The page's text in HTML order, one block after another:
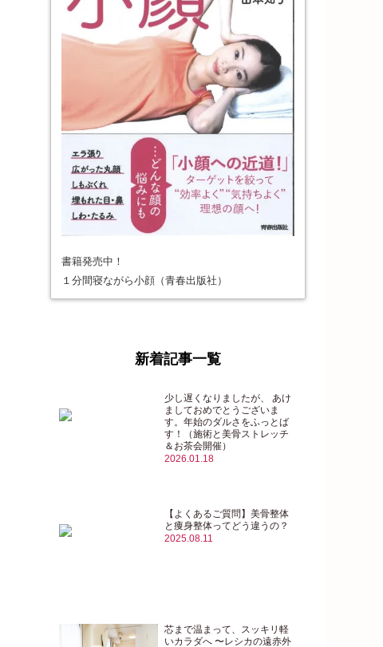
書籍発売中！
１分間寝ながら小顔（青春出版社）
新着記事一覧
少し遅くなりましたが、 あけ
ましておめでとうございま
す。年始のダルさをふっとば
す！（施術と美骨ストレッチ
＆お茶会開催）
2026.01.18
【よくあるご質問】美骨整体
と痩身整体ってどう違うの？
2025.08.11
芯まで温まって、スッキリ軽
いカラダへ 〜レシカの遠赤外